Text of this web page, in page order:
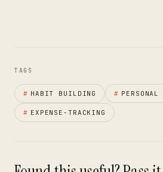
TAGS
# HABIT BUILDING #
# EXPENSE-TRACKING